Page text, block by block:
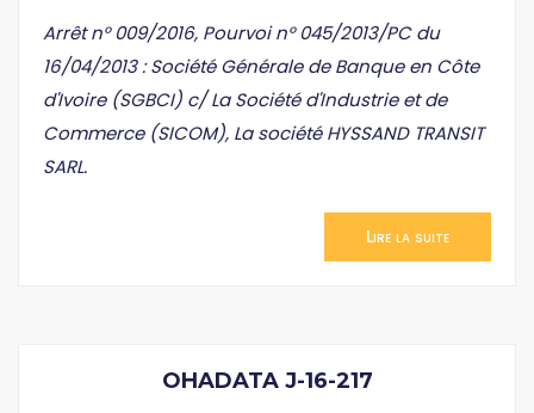
Arrêt n° 009/2016, Pourvoi n° 045/2013/PC du
16/04/2013 : Société Générale de Banque en Côte
d'Ivoire (SGBCI) c/ La Société d'Industrie et de
Commerce (SICOM), La société HYSSAND TRANSIT
SARL.
Lire la suite
OHADATA J-16-217